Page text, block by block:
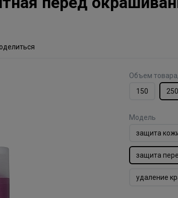
Объем
150
250
Модель
защита
защита
удаление